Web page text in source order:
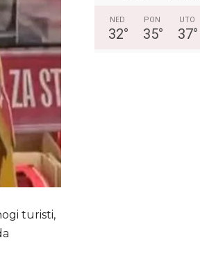
turisti,
NED
32°
PON
35°
UTO
37°